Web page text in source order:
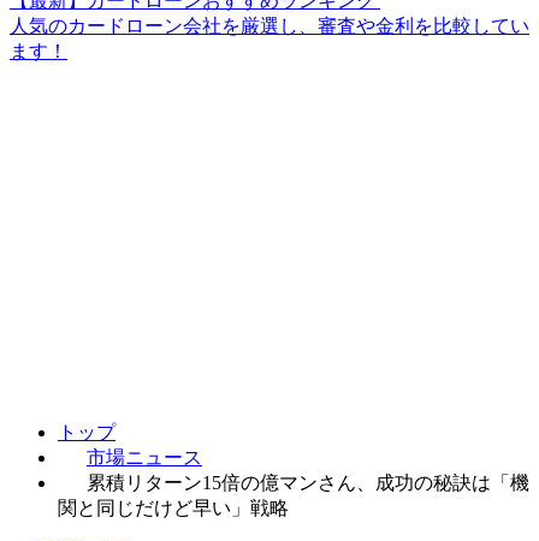
人気のカードローン会社を厳選し、審査や金利を比較してい
ます！
トップ
市場ニュース
累積リターン15倍の億マンさん、成功の秘訣は「機
関と同じだけど早い」戦略